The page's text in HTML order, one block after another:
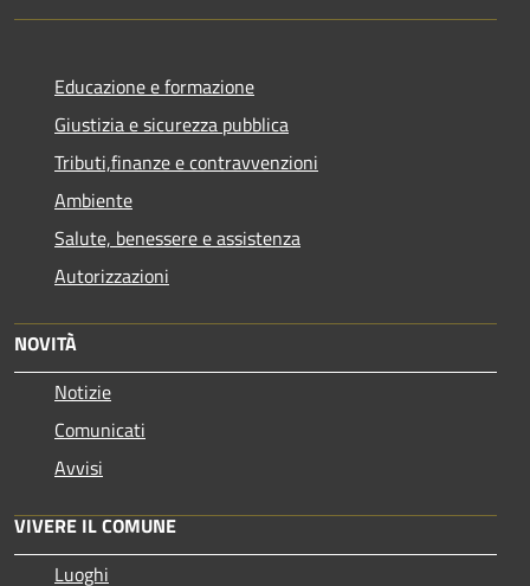
Educazione e formazione
Giustizia e sicurezza pubblica
Tributi,finanze e contravvenzioni
Ambiente
Salute, benessere e assistenza
Autorizzazioni
NOVITÀ
Notizie
Comunicati
Avvisi
VIVERE IL COMUNE
Luoghi